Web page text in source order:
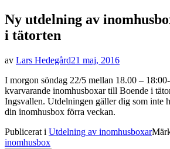
Ny utdelning av
i tätorten
av Lars HedegårdPublicerad
21 maj, 2016
I morgon söndag 22/5 mellan 18.00 –
kvarvarande inomhusboxar till Boende i
Ingsvallen. Utdelningen gäller dig som inte
din inomhusbox förra veckan.
Publicerat i Utdelning av inomhusboxar
inomhusbox